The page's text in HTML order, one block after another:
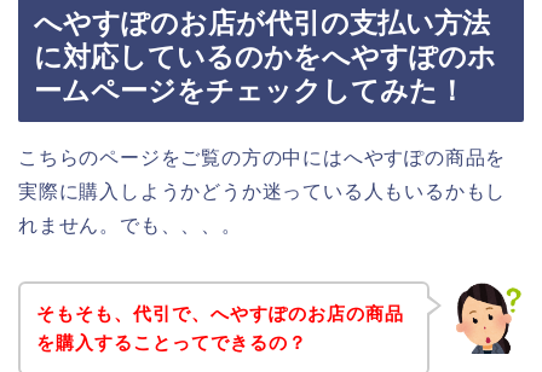
へやすぽのお店が代引の支払い方法
に対応しているのかをへやすぽのホ
ームページをチェックしてみた！
こちらのページをご覧の方の中にはへやすぽの商品を
実際に購入しようかどうか迷っている人もいるかもし
れません。でも、、、。
そもそも、代引で、へやすぽのお店の商品
を購入することってできるの？